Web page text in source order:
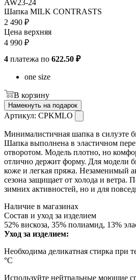
AW23-24
Шапка MILK CONTRASTS
2 490 ₽
Цена верхняя
4 990 ₽
4 платежа по 622.50 ₽
one size
В корзину
Намекнуть на подарок
Артикул: CPKMLO
Минималистичная шапка в силуэте
Шапка выполнена в эластичном
отворотом. Модель плотно, но
отлично держит форму. Для модели
коже и легкая пряжа. Незаменимый
сезона защищает от холода и ветра.
зимних активностей, но и для
Наличие в магазинах
Состав и уход за изделием
52% вискоза, 35% полиамид, 13%
Уход за изделием:
Необходима деликатная стирка при
°C
Используйте нейтральные моющие